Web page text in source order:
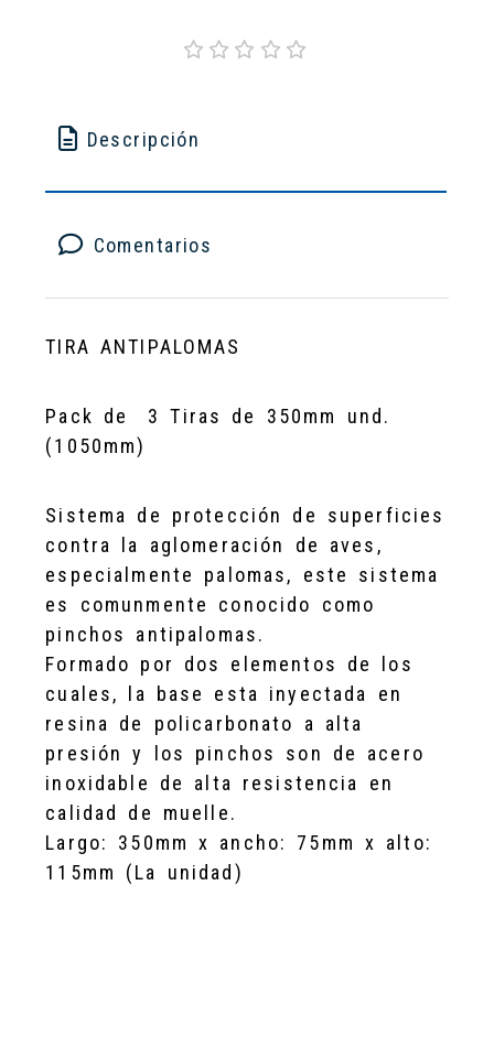
Descripción
Comentarios
TIRA ANTIPALOMAS
Pack de 3 Tiras de 350mm und.
(1050mm)
Sistema de protección de superficies
contra la aglomeración de aves,
especialmente palomas, este sistema
es comunmente conocido como
pinchos antipalomas.
Formado por dos elementos de los
cuales, la base esta inyectada en
resina de policarbonato a alta
presión y los pinchos son de acero
inoxidable de alta resistencia en
calidad de muelle.
Largo: 350mm x ancho: 75mm x alto:
115mm (La unidad)